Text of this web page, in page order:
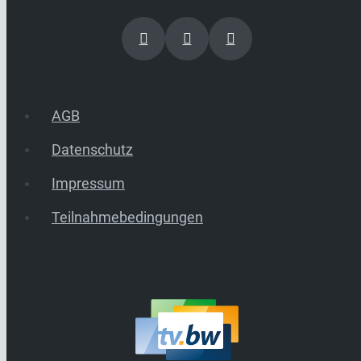
AGB
Datenschutz
Impressum
Teilnahmebedingungen